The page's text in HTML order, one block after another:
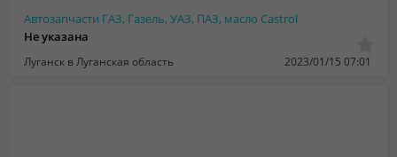
Автозапчасти ГАЗ, Газель, УАЗ, ПАЗ, масло Castrol
Не указана
Луганск в Луганская область 2023/01/15 07:01